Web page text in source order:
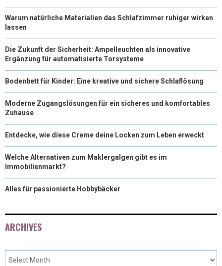
Warum natürliche Materialien das Schlafzimmer ruhiger wirken
lassen
Die Zukunft der Sicherheit: Ampelleuchten als innovative
Ergänzung für automatisierte Torsysteme
Bodenbett für Kinder: Eine kreative und sichere Schlaflösung
Moderne Zugangslösungen für ein sicheres und komfortables
Zuhause
Entdecke, wie diese Creme deine Locken zum Leben erweckt
Welche Alternativen zum Maklergalgen gibt es im
Immobilienmarkt?
Alles für passionierte Hobbybäcker
ARCHIVES